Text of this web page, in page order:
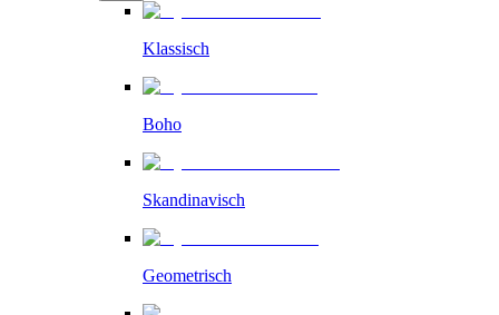
Klassisch
Boho
Skandinavisch
Geometrisch